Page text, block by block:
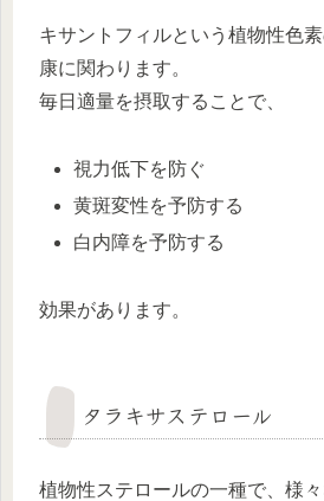
キサントフィルという植物性色
康に関わります。
毎日適量を摂取することで、
視力低下を防ぐ
黄斑変性を予防する
白内障を予防する
効果があります。
タラキサステロール
植物性ステロールの一種で、様